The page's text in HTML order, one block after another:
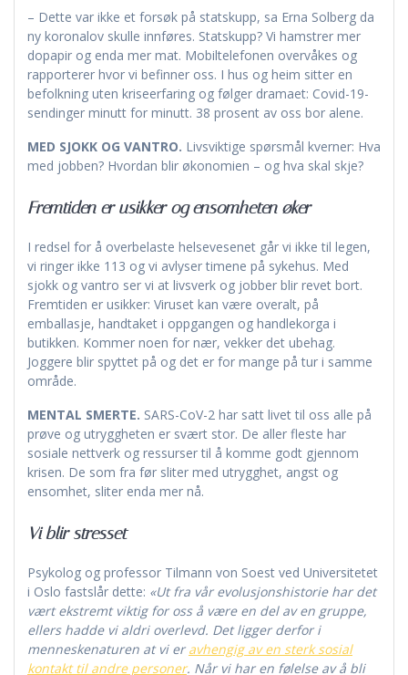
– Dette var ikke et forsøk på statskupp, sa Erna Solberg da
ny koronalov skulle innføres. Statskupp? Vi hamstrer mer
dopapir og enda mer mat. Mobiltelefonen overvåkes og
rapporterer hvor vi befinner oss. I hus og heim sitter en
befolkning uten kriseerfaring og følger dramaet: Covid-19-
sendinger minutt for minutt. 38 prosent av oss bor alene.
MED SJOKK OG VANTRO. Livsviktige spørsmål kverner: Hva
med jobben? Hvordan blir økonomien – og hva skal skje?
Fremtiden er usikker og ensomheten øker
I redsel for å overbelaste helsevesenet går vi ikke til legen,
vi ringer ikke 113 og vi avlyser timene på sykehus. Med
sjokk og vantro ser vi at livsverk og jobber blir revet bort.
Fremtiden er usikker: Viruset kan være overalt, på
emballasje, handtaket i oppgangen og handlekorga i
butikken. Kommer noen for nær, vekker det ubehag.
Joggere blir spyttet på og det er for mange på tur i samme
område.
MENTAL SMERTE. SARS-CoV-2 har satt livet til oss alle på
prøve og utryggheten er svært stor. De aller fleste har
sosiale nettverk og ressurser til å komme godt gjennom
krisen. De som fra før sliter med utrygghet, angst og
ensomhet, sliter enda mer nå.
Vi blir stresset
Psykolog og professor Tilmann von Soest ved Universitetet
i Oslo fastslår dette: «Ut fra vår evolusjonshistorie har det
vært ekstremt viktig for oss å være en del av en gruppe,
ellers hadde vi aldri overlevd. Det ligger derfor i
menneskenaturen at vi eravhengig av en sterk sosial
kontakt til andre personer. Når vi har en følelse av å bli